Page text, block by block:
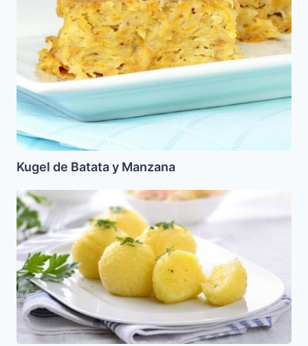
Kugel de Batata y Manzana
Klöße